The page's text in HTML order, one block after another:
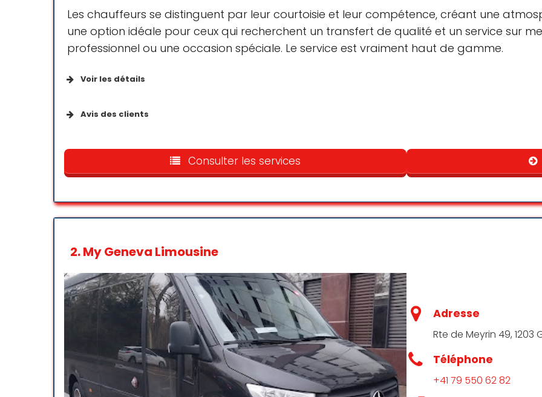
Les chauffeurs se distinguent par leur courtoisie et leur compétence, créant une
une option idéale pour ceux qui recherchent un transfert de qualité et un service sur
professionnel ou une occasion spéciale. Le service est vraiment haut de gamme.
Voir les détails
Avis des clients
bottle of water, and driver was early. Excellent driver was very professional. My boss is
impressed so we will definitely use again and highly recommend
Nesta empresa de motoristas, é evidente que oferecem um serviço de transporte de
profissionalismo e pontualidade em todas as viagens. Destaco especialmente o
volante é notável, proporcionando uma viagem segura e confortável. Sua atenção
passageiros fazem dele um verdadeiro diferencial. Certamente, recomendo a
qualquer um que valorize um serviço de alta qualidade.
Consulter les services
2.My Geneva Limousine
Adresse
Rte de Meyrin 49, 1203
Téléphone
+41 79 550 62 82